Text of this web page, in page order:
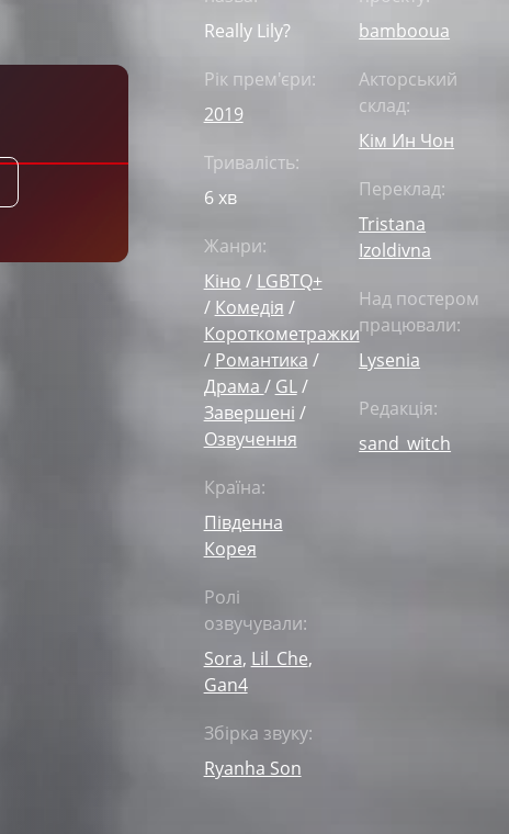
Really Lily?
Рік прем'єри:
2019
Тривалість:
6 хв
Жанри:
Кіно / LGBTQ+
/ Комедія /
Короткометражки
/ Романтика /
Драма / GL/
Завершені /
Озвучення
Країна:
Південна
Корея
Ролі
озвучували:
Sora, Lil_Che,
Gan4
Збірка звуку:
Ryanha Son
bambooua
Акторський
склад:
Кім Ин Чон
Переклад:
Tristana
Izoldivna
Над постером
працювали:
Lysenia
Редакція:
sand_witch